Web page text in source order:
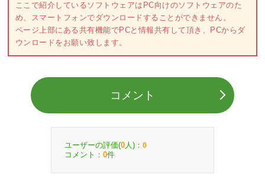
ここで紹介しているソフトウェアはPC向けのソフトウェアのた
め、スマートフォンでダウンロードすることができません。
ページ上部にある共有機能でPCと情報共有して頂き、PCからダ
ウンロードをお願い致します。
コメント
ユーザーの評価(0 人)： 0
コメント： 0件